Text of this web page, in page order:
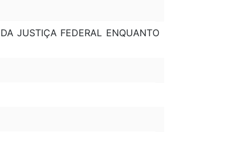
JUSTIÇA FEDERAL ENQUANTO